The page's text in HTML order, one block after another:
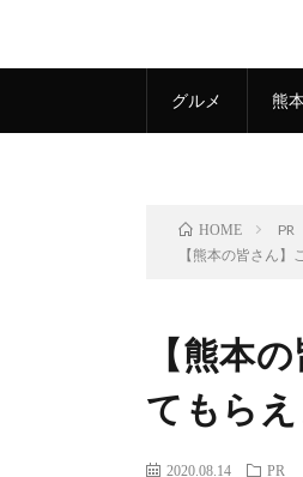
グルメ 熊
HOME
PR
【熊本の皆さん
【熊本
てもら
2020.08.14 PR